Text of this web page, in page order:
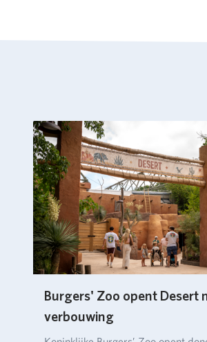
Burgers' Zoo opent Desert
verbouwing